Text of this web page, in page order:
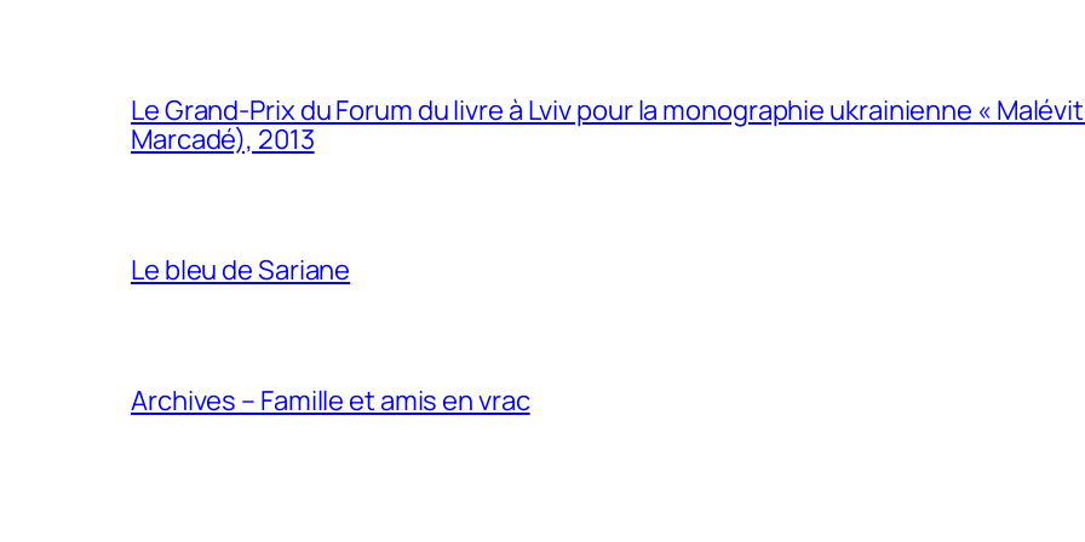
Le Grand-Prix du Forum du livre à Lviv pour la monographie ukrainienne «
Marcadé), 2013
Le bleu de Sariane
Archives – Famille et amis en vrac